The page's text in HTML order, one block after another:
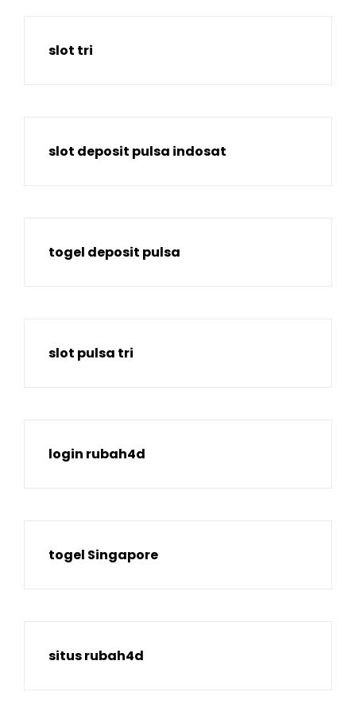
slot tri
slot deposit pulsa indosat
togel deposit pulsa
slot pulsa tri
login rubah4d
togel Singapore
situs rubah4d